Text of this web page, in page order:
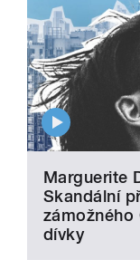
Marguerite
Skandální
zámožného
dívky